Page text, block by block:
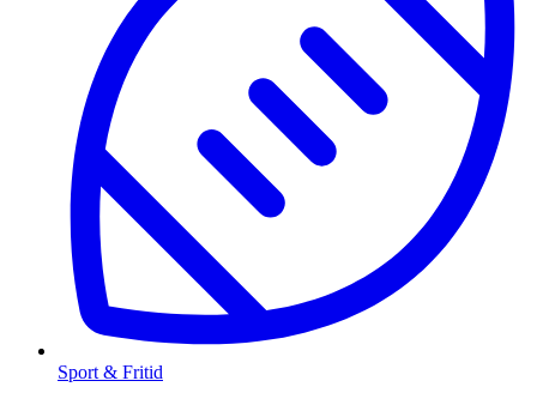
Sport & Fritid